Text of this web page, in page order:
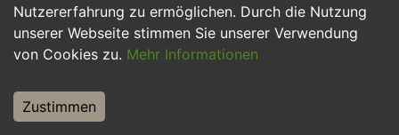
Nutzererfahrung zu ermöglichen. Durch die Nutzung
unserer Webseite stimmen Sie unserer Verwendung
von Cookies zu. Mehr Informationen
Zustimmen
Einkauf, Logistik, Materialwirtschaft
Weiterbildung, Studium, duale Ausbildung
Tourismus